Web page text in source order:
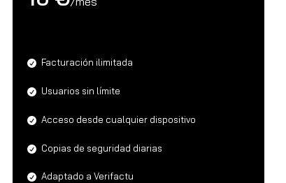
Facturación ilimitada
Usuarios sin límite
Acceso desde cualquier dispositivo
Copias de seguridad diarias
Adaptado a Verifactu